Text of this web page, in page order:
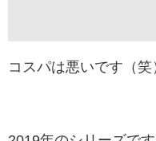
コスパは悪いです（笑